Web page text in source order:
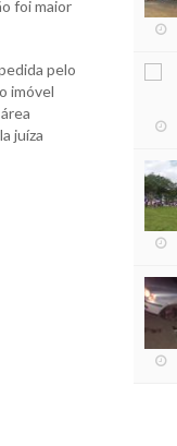
foi maior
pelo
imóvel
juíza